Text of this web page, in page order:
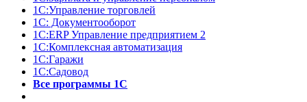
1С:Управление торговлей
1С: Документооборот
1С:ERP Управление предприятием 2
1С:Комплексная автоматизация
1С:Гаражи
1С:Садовод
Все программы 1С